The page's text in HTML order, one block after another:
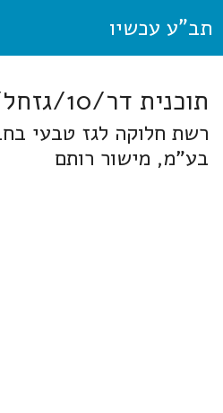
תב"ע עכשיו
תוכנית דר/10/גזחל/105 תמר
רשת חלוקה לגז טבעי
בע"מ, מישור רותם